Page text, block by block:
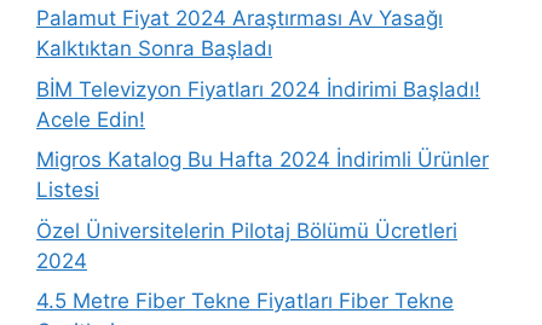
Palamut Fiyat 2024 Araştırması Av Yasağı
Kalktıktan Sonra Başladı
BİM Televizyon Fiyatları 2024 İndirimi Başladı!
Acele Edin!
Migros Katalog Bu Hafta 2024 İndirimli Ürünler
Listesi
Özel Üniversitelerin Pilotaj Bölümü Ücretleri
2024
4.5 Metre Fiber Tekne Fiyatları Fiber Tekne